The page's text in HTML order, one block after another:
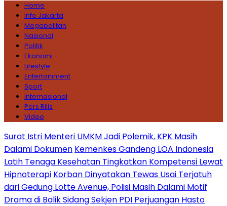
Home
Info Jakarta
Megapolitan
Nasional
Politik
Ekonomi
Lifestyle
Entertainment
Sport
Internasional
Pers Rilis
Video
Surat Istri Menteri UMKM Jadi Polemik, KPK Masih
Dalami Dokumen Kemenkes Gandeng LOA Indonesia
Latih Tenaga Kesehatan Tingkatkan Kompetensi Lewat
Hipnoterapi Korban Dinyatakan Tewas Usai Terjatuh
dari Gedung Lotte Avenue, Polisi Masih Dalami Motif
Drama di Balik Sidang Sekjen PDI Perjuangan Hasto